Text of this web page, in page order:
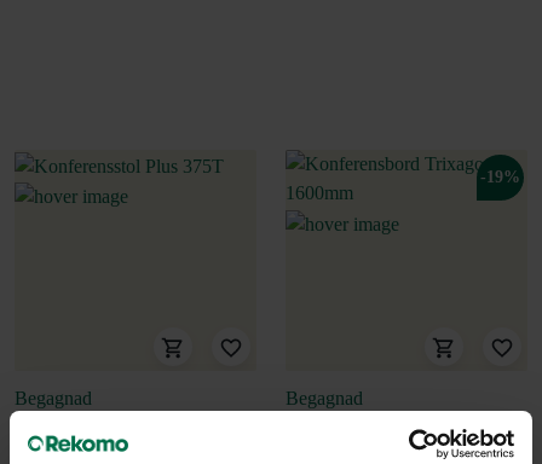
Kinnarps
Begagnad
-19%
Begagnad